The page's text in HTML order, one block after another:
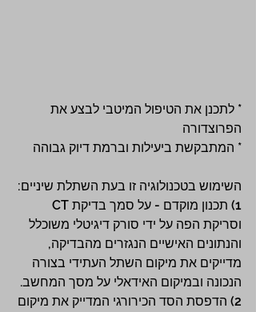
* לתכנן את הטיפול המיטבי לבצע את
הפרוצדורה
* המתבקשת ביעילות וברמת דיוק גבוהה
השימוש בטכנולוגיה זו בעת השתלת שיניים:
וסריקת הפה על ידי סורק דיגיטלי משוכלל
והנתונים האישיים הנגזרים מהבדיקה,
מדייקים את מיקום השתל העתידי בצורה
הנכונה ובמיקום האידאלי על מסך המחשב.
2) הדפסת הסד הכירורגי המדייק את מיקום